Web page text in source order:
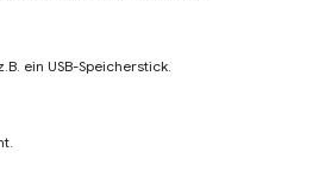
ein USB-Speicherstick.